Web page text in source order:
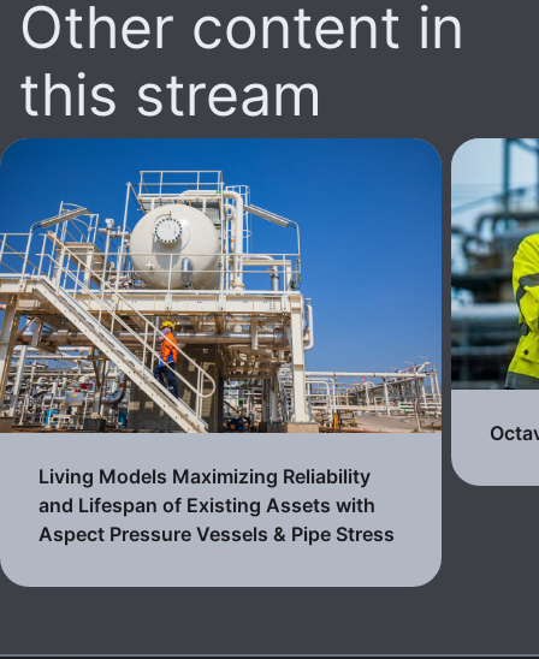
Other content in
this stream
Living Models Maximizing Reliability
and Lifespan of Existing Assets with
Aspect Pressure Vessels & Pipe Stress